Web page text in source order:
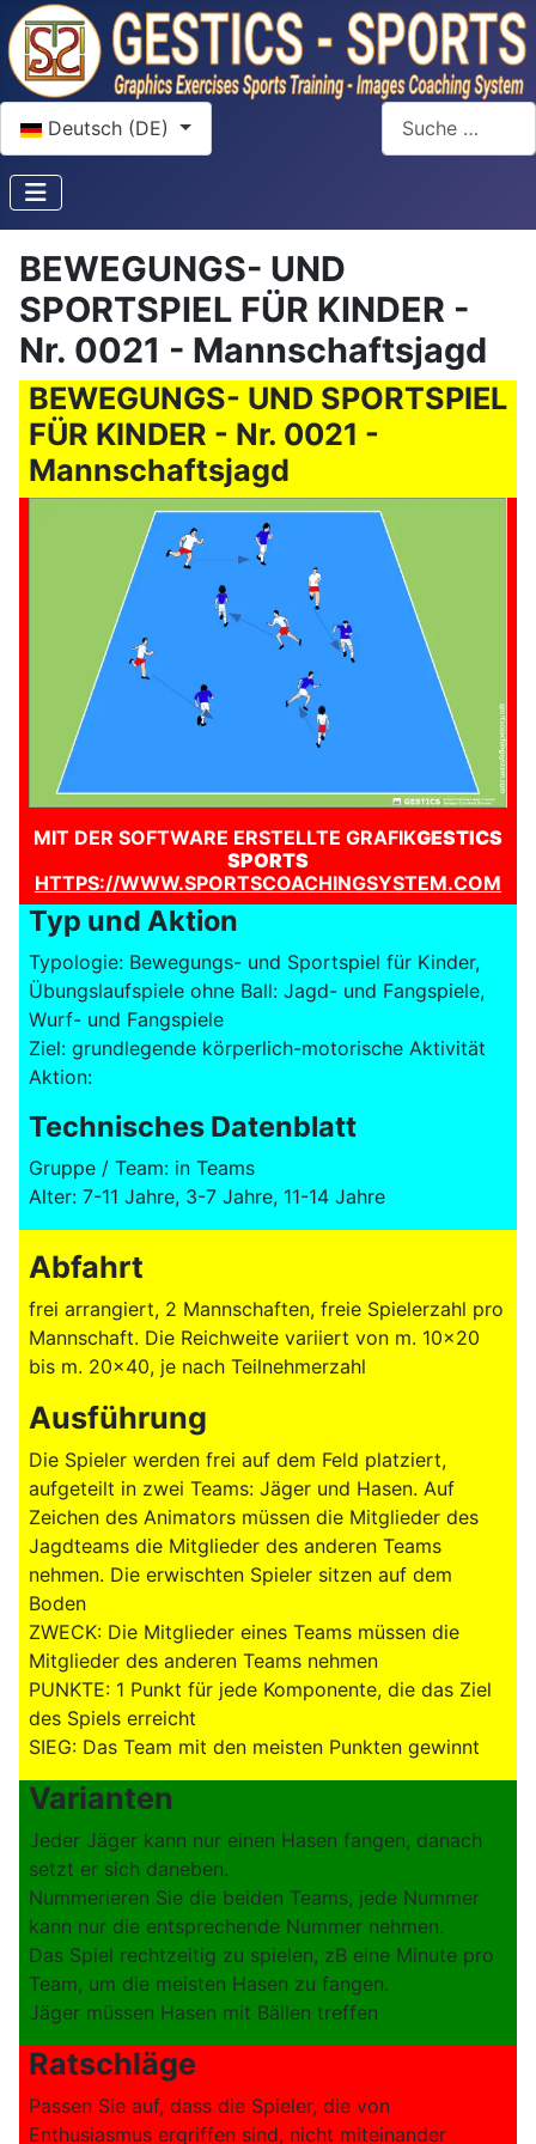
Sprache auswählen
Deutsch (DE)
Suchen
BEWEGUNGS- UND
SPORTSPIEL FÜR KINDER -
Nr. 0021 - Mannschaftsjagd
BEWEGUNGS- UND SPORTSPIEL
FÜR KINDER - Nr. 0021 -
Mannschaftsjagd
MIT DER SOFTWARE ERSTELLTE GRAFIKGESTICS
SPORTS
HTTPS://WWW.SPORTSCOACHINGSYSTEM.COM
Typ und Aktion
Typologie: Bewegungs- und Sportspiel für Kinder,
Übungslaufspiele ohne Ball: Jagd- und Fangspiele,
Wurf- und Fangspiele
Ziel: grundlegende körperlich-motorische Aktivität
Aktion:
Technisches Datenblatt
Gruppe / Team: in Teams
Alter: 7-11 Jahre, 3-7 Jahre, 11-14 Jahre
Abfahrt
frei arrangiert, 2 Mannschaften, freie Spielerzahl pro
Mannschaft. Die Reichweite variiert von m. 10x20
bis m. 20x40, je nach Teilnehmerzahl
Ausführung
Die Spieler werden frei auf dem Feld platziert,
aufgeteilt in zwei Teams: Jäger und Hasen. Auf
Zeichen des Animators müssen die Mitglieder des
Jagdteams die Mitglieder des anderen Teams
nehmen. Die erwischten Spieler sitzen auf dem
Boden
ZWECK: Die Mitglieder eines Teams müssen die
Mitglieder des anderen Teams nehmen
PUNKTE: 1 Punkt für jede Komponente, die das Ziel
des Spiels erreicht
SIEG: Das Team mit den meisten Punkten gewinnt
Varianten
Jeder Jäger kann nur einen Hasen fangen, danach
setzt er sich daneben.
Nummerieren Sie die beiden Teams, jede Nummer
kann nur die entsprechende Nummer nehmen.
Das Spiel rechtzeitig zu spielen, zB eine Minute pro
Team, um die meisten Hasen zu fangen.
Jäger müssen Hasen mit Bällen treffen
Ratschläge
Passen Sie auf, dass die Spieler, die von
Enthusiasmus ergriffen sind, nicht miteinander